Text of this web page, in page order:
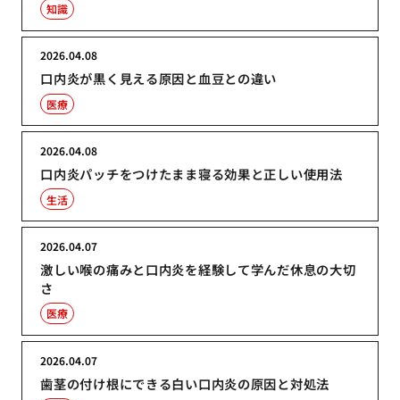
知識
口内炎が黒く見える原因と血豆との違い
2026.04.08
医療
口内炎パッチをつけたまま寝る効果と正しい使用法
2026.04.08
生活
激しい喉の痛みと口内炎を経験して学んだ休息の大切
さ
2026.04.07
医療
歯茎の付け根にできる白い口内炎の原因と対処法
2026.04.07